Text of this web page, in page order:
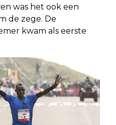
was het ook een
de zege. De
kwam als eerste